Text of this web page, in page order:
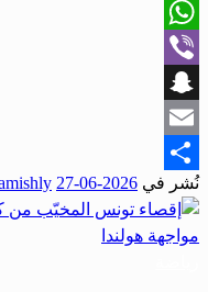
X
WhatsApp
Viber
Snapchat
Email
Share
نُشر في 2026-06-27